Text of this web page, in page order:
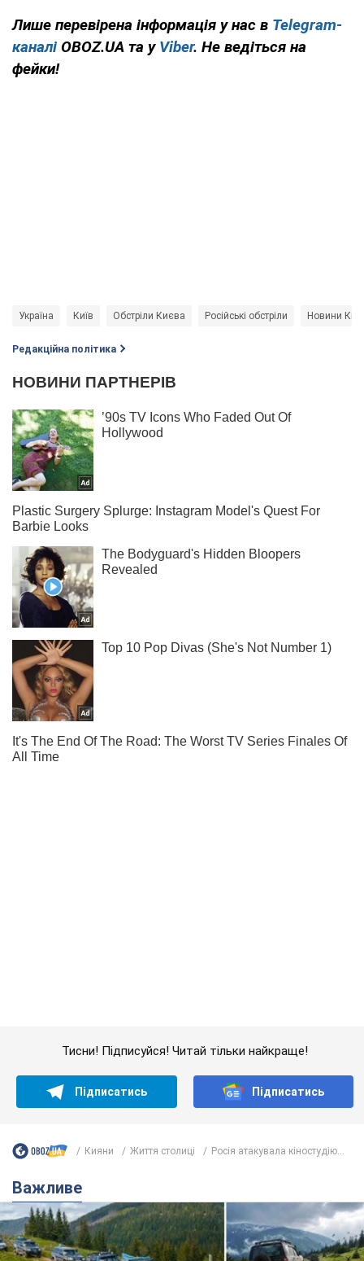
Лише перевірена інформація у нас в Telegram-
каналі OBOZ.UA та у Viber. Не ведіться на
фейки!
Україна Київ Обстріли Києва Російські обстріли Новини
Редакційна політика
сотні років": у Greenpeace забили на сполох
У високогір'ї розташовані альпійські та субальпійські луки –
рідкісні природні комплекси, які формувалися протягом
сотень років
8 часов назад 654